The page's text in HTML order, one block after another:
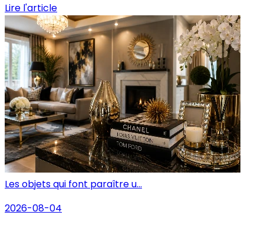
Lire l'article
Les objets qui font paraître u...
2026-08-04